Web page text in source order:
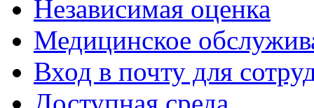
Независимая оценка
Медицинское
Вход в почту для